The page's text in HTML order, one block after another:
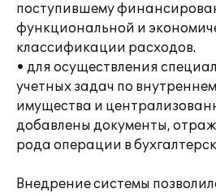
поступившему
функциональной и
классификации расходов.
• для осуществления
учетных задач по
имущества и
добавлены документы,
рода операции в
Внедрение системы